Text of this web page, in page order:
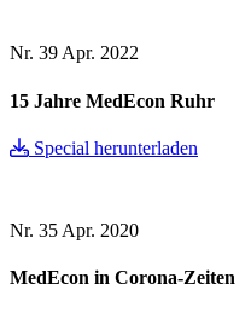
Nr. 39Apr. 2022
15 Jahre MedEcon Ruhr
Special herunterladen
Nr. 35 Apr. 2020
MedEcon in Corona-Zeiten